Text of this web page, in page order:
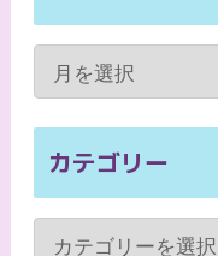
カテゴリー